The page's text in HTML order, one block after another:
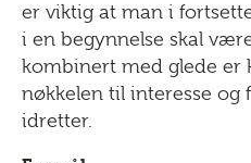
er viktig at man i
i en begynnelse skal
kombinert med glede er
nøkkelen til interesse og
idretter.